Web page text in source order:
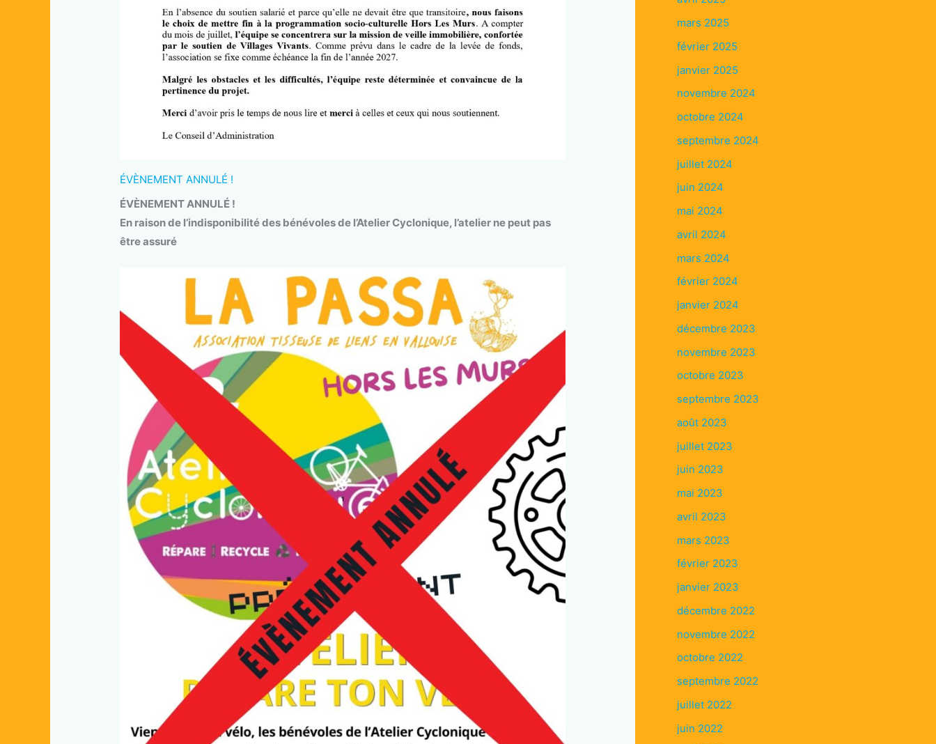
ÉVÈNEMENT ANNULÉ !
ÉVÈNEMENT ANNULÉ !
En raison de l’indisponibilité des bénévoles de l’Atelier Cyclonique, l’atelier ne peut pas
être assuré
mars 2025
février 2025
janvier 2025
novembre 2024
octobre 2024
septembre 2024
juillet 2024
juin 2024
mai 2024
avril 2024
mars 2024
février 2024
janvier 2024
décembre 2023
novembre 2023
octobre 2023
septembre 2023
août 2023
juillet 2023
juin 2023
mai 2023
avril 2023
mars 2023
février 2023
janvier 2023
décembre 2022
novembre 2022
octobre 2022
septembre 2022
juillet 2022
juin 2022